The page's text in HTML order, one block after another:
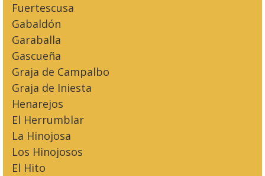
Fuertescusa
Gabaldón
Garaballa
Gascueña
Graja de Campalbo
Graja de Iniesta
Henarejos
El Herrumblar
La Hinojosa
Los Hinojosos
El Hito